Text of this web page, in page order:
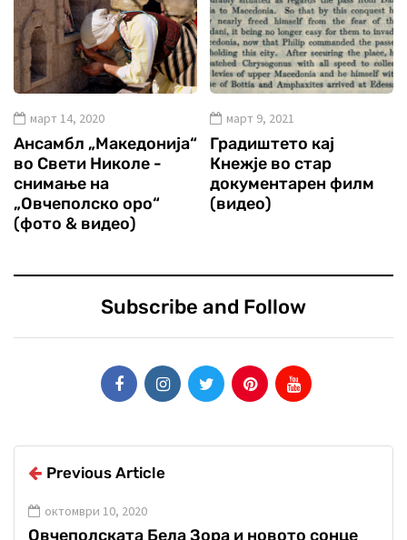
март 14, 2020
Ансамбл „Македонија“
во Свети Николе -
снимање на
„Овчеполско оро“
(фото & видео)
март 9, 2021
Градиштето кај
Кнежје во стар
документарен филм
(видео)
Subscribe and Follow
Previous Article
октомври 10, 2020
Овчеполската Бела Зора и новото сонце